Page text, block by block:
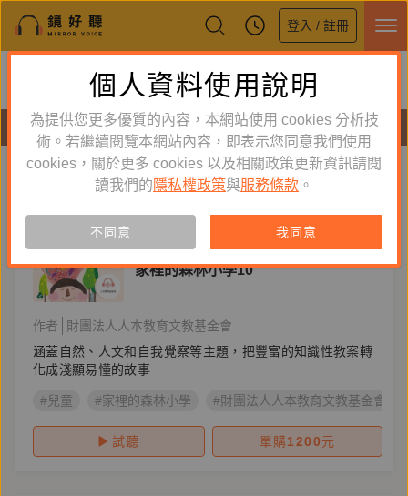
登入 / 註冊
鏡好聽全新APP上線
體驗全面升級，即刻下載
有聲書
財團法人人本教育文教基金會 新到舊 舊到新
有聲書
童書／青少年
家裡的森林小學10
作者
財團法人人本教育文教基金會
涵蓋自然、人文和自我覺察等主題，把豐富的知識性教案轉
化成淺顯易懂的故事
#兒童 #家裡的森林小學 #財團法人人本教育文教基金會
試聽 單購1200元
個人資料使用說明
為提供您更多優質的內容，本網站使用 cookies 分析技
術。若繼續閱覽本網站內容，即表示您同意我們使用
cookies，關於更多 cookies 以及相關政策更新資訊請閱
讀我們的 隱私權政策與服務條款 。
不同意 我同意